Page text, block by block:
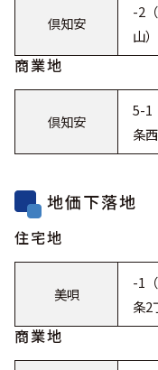
倶知安
-2
山）
商業地
倶知安
5-1
条
地価下落地
住宅地
美唄
-1
条2
商業地